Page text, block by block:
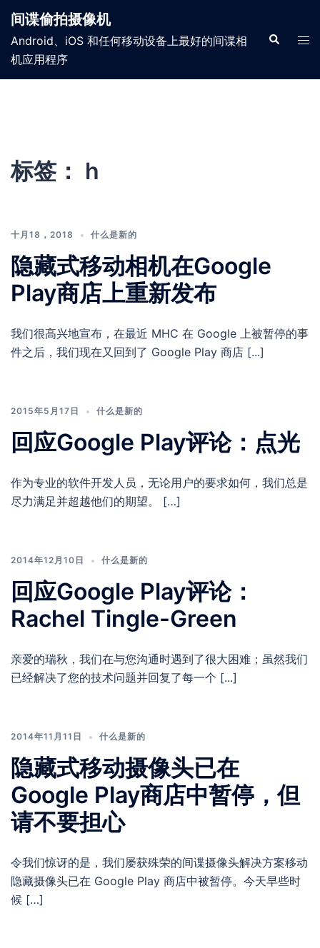
间谍偷拍摄像机
Android、iOS 和任何移动设备上最好的间谍相
机应用程序
标签： h
十月18，2018 什么是新的
隐藏式移动相机在Google
Play商店上重新发布
我们很高兴地宣布，在最近 MHC 在 Google 上被暂停的事
件之后，我们现在又回到了 Google Play 商店 [...]
2015年5月17日 什么是新的
回应Google Play评论：点光
作为专业的软件开发人员，无论用户的要求如何，我们总是
尽力满足并超越他们的期望。 […]
2014年12月10日 什么是新的
回应Google Play评论：
Rachel Tingle-Green
亲爱的瑞秋，我们在与您沟通时遇到了很大困难；虽然我们
已经解决了您的技术问题并回复了每一个 [...]
2014年11月11日 什么是新的
隐藏式移动摄像头已在
Google Play商店中暂停，但
请不要担心
令我们惊讶的是，我们屡获殊荣的间谍摄像头解决方案移动
隐藏摄像头已在 Google Play 商店中被暂停。今天早些时
候 […]